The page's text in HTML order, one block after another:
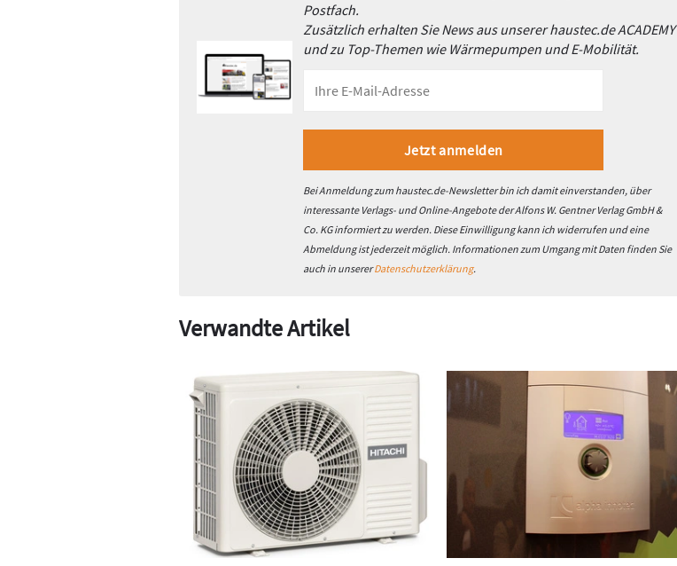
Postfach.
Zusätzlich erhalten Sie News aus unserer haustec.de ACADEMY
und zu Top-Themen wie Wärmepumpen und E-Mobilität.
Bei Anmeldung zum haustec.de-Newsletter bin ich damit einverstanden, über
interessante Verlags- und Online-Angebote der Alfons W. Gentner Verlag GmbH &
Co. KG informiert zu werden. Diese Einwilligung kann ich widerrufen und eine
Abmeldung ist jederzeit möglich. Informationen zum Umgang mit Daten finden Sie
auch in unsererDatenschutzerklärung.
Verwandte Artikel